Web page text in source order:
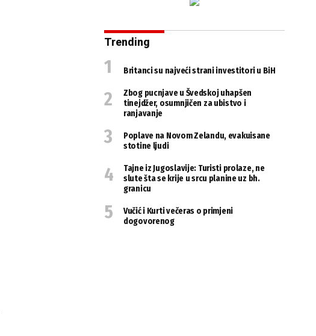
Trending
Britanci su najveći strani investitori u BiH
Zbog pucnjave u Švedskoj uhapšen
tinejdžer, osumnjičen za ubistvo i
ranjavanje
Poplave na Novom Zelandu, evakuisane
stotine ljudi
Tajne iz Jugoslavije: Turisti prolaze, ne
slute šta se krije u srcu planine uz bh.
granicu
Vučić i Kurti večeras o primjeni
dogovorenog